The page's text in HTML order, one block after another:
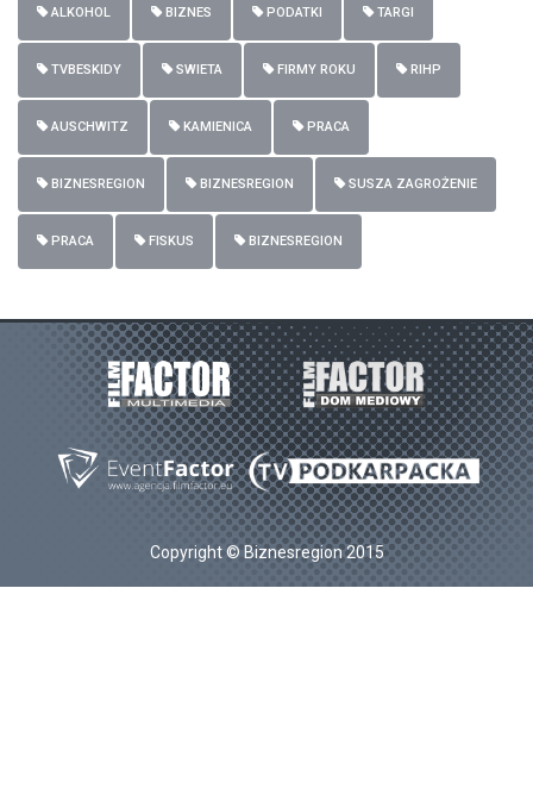
ALKOHOL BIZNES PODATKI TARGI
TVBESKIDY SWIETA FIRMY ROKU RIHP
AUSCHWITZ KAMIENICA PRACA
BIZNESREGION BIZNESREGION SUSZA ZAGROŻENIE
PRACA FISKUS BIZNESREGION
Copyright © Biznesregion 2015